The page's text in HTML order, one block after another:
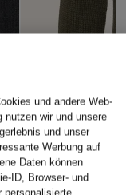
und andere Web-
nutzen wir und unsere
und unser
Werbung auf
Daten können
ID, Browser- und
personalisierte